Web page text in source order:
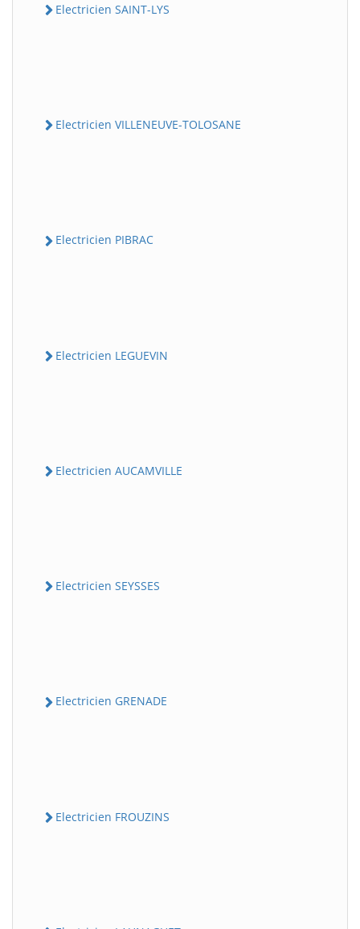
Electricien SAINT-LYS
Electricien VILLENEUVE-TOLOSANE
Electricien PIBRAC
Electricien LEGUEVIN
Electricien AUCAMVILLE
Electricien SEYSSES
Electricien GRENADE
Electricien FROUZINS